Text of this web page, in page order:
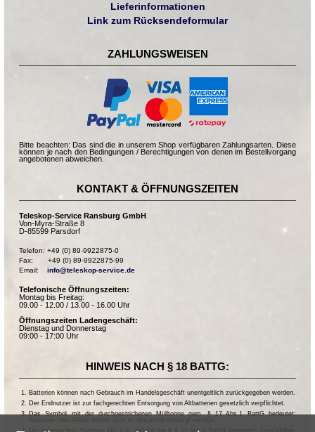
Lieferinformationen
Link zum Rücksendeformular
ZAHLUNGSWEISEN
Bitte beachten: Das sind die in unserem Shop verfügbaren Zahlungsarten. Diese
können je nach den Bedingungen / Berechtigungen von denen im Bestellvorgang
angebotenen abweichen.
KONTAKT & ÖFFNUNGSZEITEN
Teleskop-Service Ransburg GmbH
Von-Myra-Straße 8
D-85599 Parsdorf
Telefon: +49 (0) 89-9922875-0
Fax:       +49 (0) 89-9922875-99
Email: info@teleskop-service.de
Telefonische Öffnungszeiten:
Montag bis Freitag:
09.00 - 12.00 / 13.00 - 16.00 Uhr
Öffnungszeiten Ladengeschäft:
Dienstag und Donnerstag
09:00 - 17:00 Uhr
HINWEIS NACH § 18 BATTG:
Batterien können nach Gebrauch im Handelsgeschäft unentgeltlich zurückgegeben werden.
Der Endnutzer ist zur fachgerechten Entsorgung von Altbatterien gesetzlich verpflichtet.
Das Symbol mit der durchgestrichenen Mülltonne gem. § 17 Abs.1 BattG bedeutet: